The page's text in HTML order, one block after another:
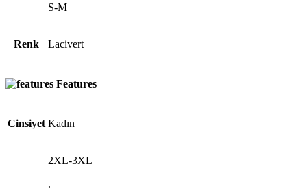
S-M
Renk Lacivert
Features
Cinsiyet Kadın
2XL-3XL
,